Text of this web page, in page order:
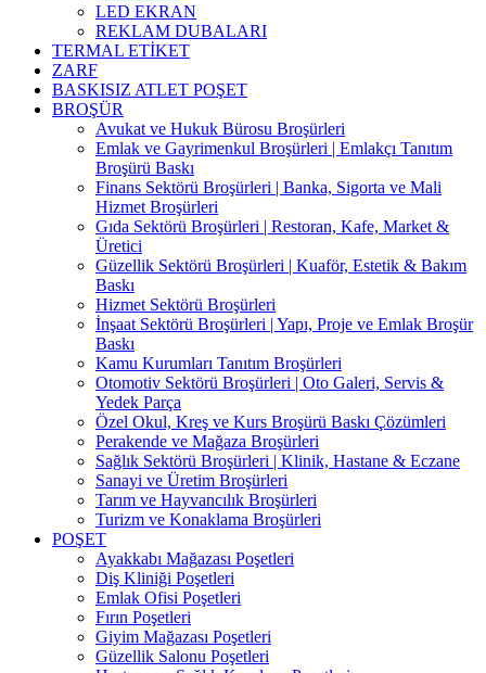
LED EKRAN
REKLAM DUBALARI
TERMAL ETİKET
ZARF
BASKISIZ ATLET POŞET
BROŞÜR
Avukat ve Hukuk Bürosu Broşürleri
Emlak ve Gayrimenkul Broşürleri | Emlakçı Tanıtım
Broşürü Baskı
Finans Sektörü Broşürleri | Banka, Sigorta ve Mali
Hizmet Broşürleri
Gıda Sektörü Broşürleri | Restoran, Kafe, Market &
Üretici
Güzellik Sektörü Broşürleri | Kuaför, Estetik & Bakım
Baskı
Hizmet Sektörü Broşürleri
İnşaat Sektörü Broşürleri | Yapı, Proje ve Emlak Broşür
Baskı
Kamu Kurumları Tanıtım Broşürleri
Otomotiv Sektörü Broşürleri | Oto Galeri, Servis &
Yedek Parça
Özel Okul, Kreş ve Kurs Broşürü Baskı Çözümleri
Perakende ve Mağaza Broşürleri
Sağlık Sektörü Broşürleri | Klinik, Hastane & Eczane
Sanayi ve Üretim Broşürleri
Tarım ve Hayvancılık Broşürleri
Turizm ve Konaklama Broşürleri
POŞET
Ayakkabı Mağazası Poşetleri
Diş Kliniği Poşetleri
Emlak Ofisi Poşetleri
Fırın Poşetleri
Giyim Mağazası Poşetleri
Güzellik Salonu Poşetleri